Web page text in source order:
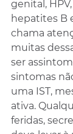
genital,
hepatites B
chama
muitas
ser
sintomas
uma IST,
ativa.
feridas,